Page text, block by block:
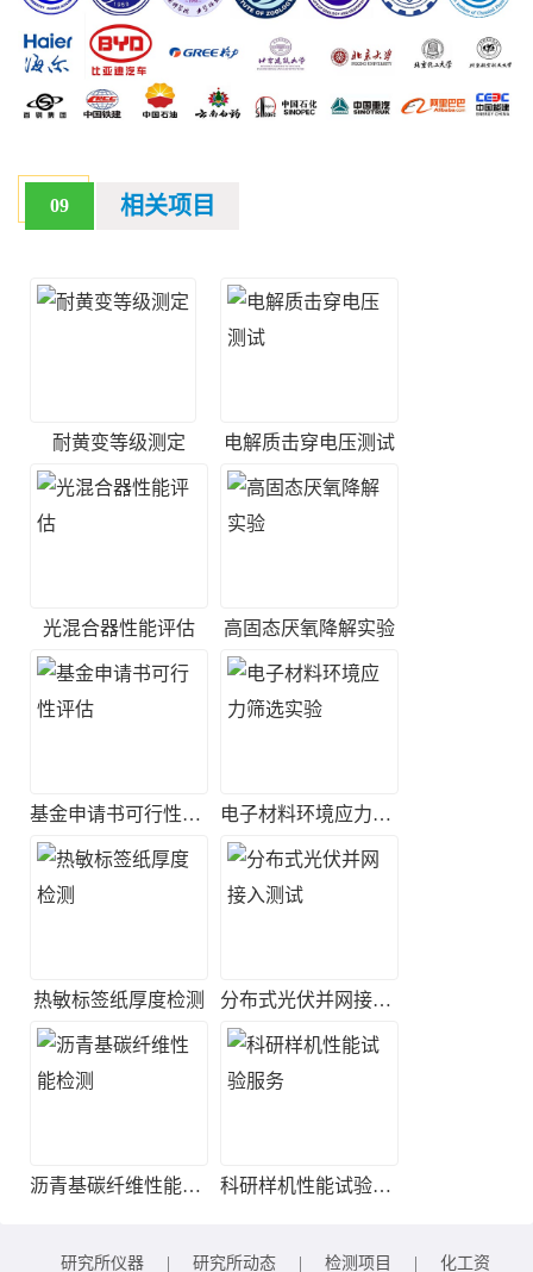
09 相关项目
耐黄变等级测定 电解质击穿电压测试
光混合器性能评估 高固态厌氧降解实验
基金申请书可行性评估 电子材料环境应力筛选实验
热敏标签纸厚度检测 分布式光伏并网接入测试
沥青基碳纤维性能检测 科研样机性能试验服务
研究所仪器 研究所动态 检测项目 化工资